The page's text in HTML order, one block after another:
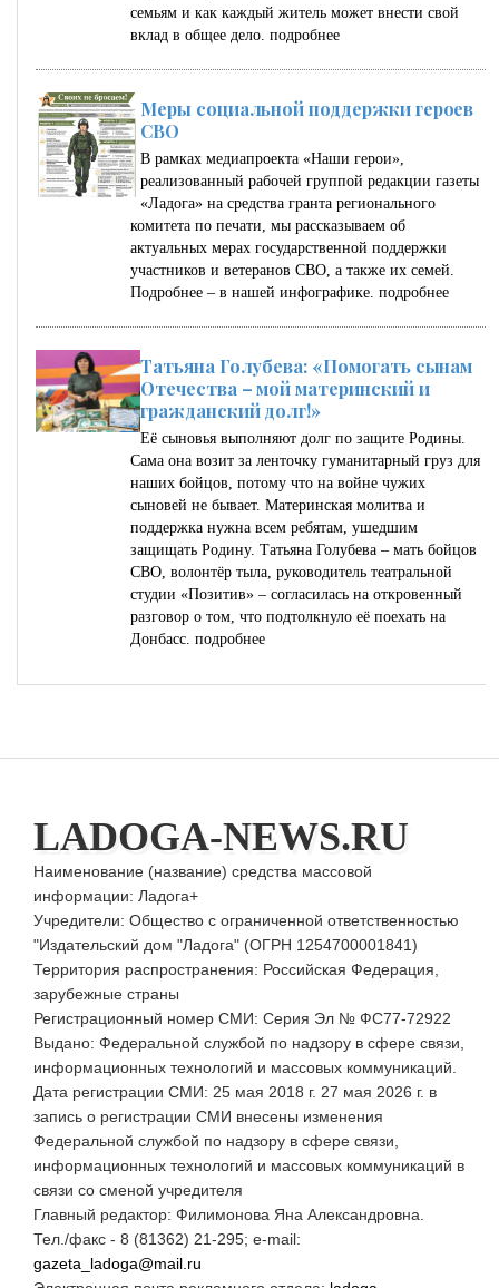
семьям и как каждый житель может внести свой
вклад в общее дело. подробнее
Меры социальной поддержки героев
СВО
В рамках медиапроекта «Наши герои»,
реализованный рабочей группой редакции газеты
«Ладога» на средства гранта регионального
комитета по печати, мы рассказываем об
актуальных мерах государственной поддержки
участников и ветеранов СВО, а также их семей.
Подробнее – в нашей инфографике. подробнее
Татьяна Голубева: «Помогать сынам
Отечества – мой материнский и
гражданский долг!»
Её сыновья выполняют долг по защите Родины.
Сама она возит за ленточку гуманитарный груз для
наших бойцов, потому что на войне чужих
сыновей не бывает. Материнская молитва и
поддержка нужна всем ребятам, ушедшим
защищать Родину. Татьяна Голубева – мать бойцов
СВО, волонтёр тыла, руководитель театральной
студии «Позитив» – согласилась на откровенный
разговор о том, что подтолкнуло её поехать на
Донбасс. подробнее
LADOGA-NEWS.RU
Наименование (название) средства массовой
информации: Ладога+
Учредители: Общество с ограниченной ответственностью
"Издательский дом "Ладога" (ОГРН 1254700001841)
Территория распространения: Российская Федерация,
зарубежные страны
Регистрационный номер СМИ: Серия Эл № ФС77-72922
Выдано: Федеральной службой по надзору в сфере связи,
информационных технологий и массовых коммуникаций.
Дата регистрации СМИ: 25 мая 2018 г. 27 мая 2026 г. в
запись о регистрации СМИ внесены изменения
Федеральной службой по надзору в сфере связи,
информационных технологий и массовых коммуникаций в
связи со сменой учредителя
Главный редактор: Филимонова Яна Александровна.
Тел./факс - 8 (81362) 21-295; e-mail:
gazeta_ladoga@mail.ru